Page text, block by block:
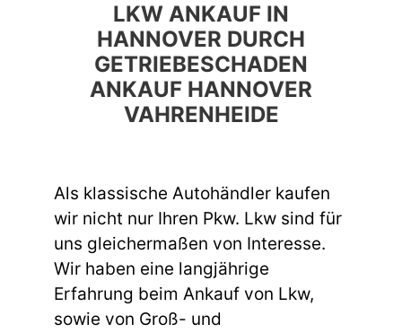
LKW ANKAUF IN
HANNOVER DURCH
GETRIEBESCHADEN
ANKAUF HANNOVER
VAHRENHEIDE
Als klassische Autohändler kaufen
wir nicht nur Ihren Pkw. Lkw sind für
uns gleichermaßen von Interesse.
Wir haben eine langjährige
Erfahrung beim Ankauf von Lkw,
sowie von Groß- und